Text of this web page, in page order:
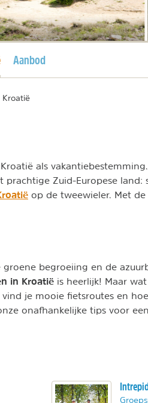
Aanbod
Kroatië
als
Zuid-Europese land:
op de tweewieler. Met de
begroeiing en de
in Kroatië is heerlijk! Maar
je mooie fietsroutes en hoe
onafhankelijke tips voor